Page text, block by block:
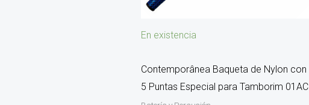
En existencia
Contemporânea Baqueta de Nylon con
5 Puntas Especial para Tamborim 01AC